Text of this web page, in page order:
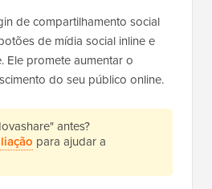
de compartilhamento social
de mídia social inline e
Ele promete aumentar o
do seu público online.
antes?
para ajudar a